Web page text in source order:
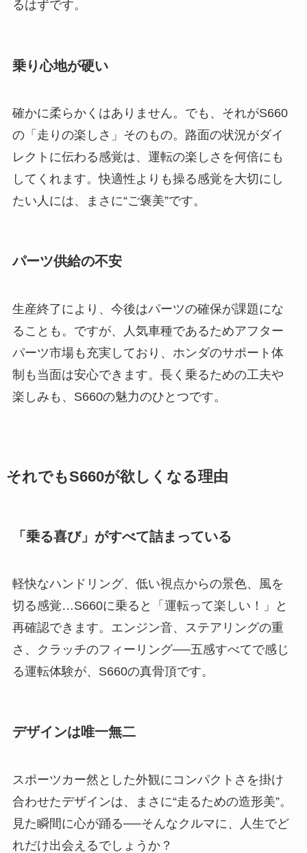
るはずです。
乗り心地が硬い
確かに柔らかくはありません。でも、それがS660
の「走りの楽しさ」そのもの。路面の状況がダイ
レクトに伝わる感覚は、運転の楽しさを何倍にも
してくれます。快適性よりも操る感覚を大切にし
たい人には、まさに“ご褒美”です。
パーツ供給の不安
生産終了により、今後はパーツの確保が課題にな
ることも。ですが、人気車種であるためアフター
パーツ市場も充実しており、ホンダのサポート体
制も当面は安心できます。長く乗るための工夫や
楽しみも、S660の魅力のひとつです。
それでもS660が欲しくなる理由
「乗る喜び」がすべて詰まっている
軽快なハンドリング、低い視点からの景色、風を
切る感覚…S660に乗ると「運転って楽しい！」と
再確認できます。エンジン音、ステアリングの重
さ、クラッチのフィーリング──五感すべてで感じ
る運転体験が、S660の真骨頂です。
デザインは唯一無二
スポーツカー然とした外観にコンパクトさを掛け
合わせたデザインは、まさに“走るための造形美”。
見た瞬間に心が踊る──そんなクルマに、人生でど
れだけ出会えるでしょうか？